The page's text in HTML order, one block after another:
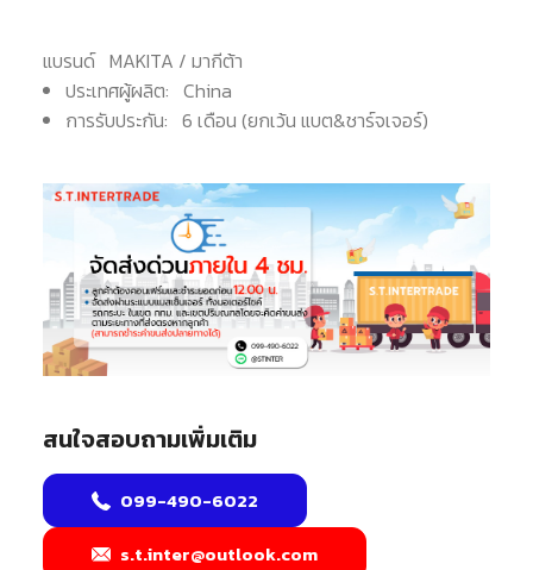
แบรนด์ MAKITA / มากีต้า
ประเทศผู้ผลิต: China
การรับประกัน: 6 เดือน (ยกเว้น แบต&ชาร์จเจอร์)
สนใจสอบถามเพิ่มเติม
099-490-6022
s.t.inter@outlook.com